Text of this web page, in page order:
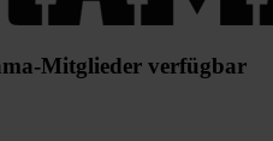
Mitglieder verfügbar